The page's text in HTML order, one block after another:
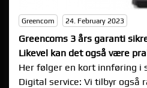
Greencom 24. February 2023
Greencoms 3 års garanti
Likevel kan det også være
Her følger en kort innføring i
Digital service: Vi tilbyr også